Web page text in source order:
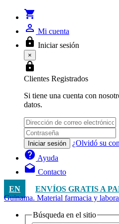
shopping_cart
person_outline Mi cuenta
lock Iniciar sesión
×
lock
Clientes Registrados
Si tiene una cuenta con
datos.
Iniciar sesión ¿Olvidó su
help Ayuda
drafts Contacto
EN
ENVÍOS GRATIS A
Guinama. Material farmacia y
Búsqueda en el sitio